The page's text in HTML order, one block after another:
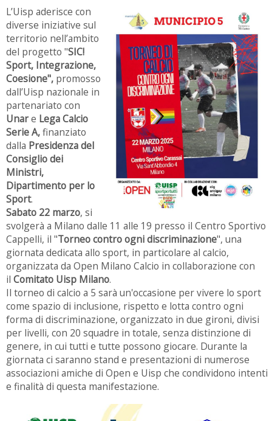
L’Uisp aderisce con
diverse iniziative sul
territorio nell’ambito
del progetto "SIC!
Sport, Integrazione,
Coesione", promosso
dall’Uisp nazionale in
partenariato con
Unare Lega Calcio
Serie A,finanziato
dalla Presidenza del
Consiglio dei
Ministri,
Dipartimento per lo
Sport.
Sabato 22 marzo, si
svolgerà a Milano dalle 11 alle 19 presso il Centro Sportivo
Cappelli, il "Torneo contro ogni discriminazione", una
giornata dedicata allo sport, in particolare al calcio,
organizzata da Open Milano Calcio in collaborazione con
il Comitato Uisp Milano.
Il torneo di calcio a 5 sarà un'occasione per vivere lo sport
come spazio di inclusione, rispetto e lotta contro ogni
forma di discriminazione, organizzato in due gironi, divisi
per livelli, con 20 squadre in totale, senza distinzione di
genere, in cui tutti e tutte possono giocare. Durante la
giornata ci saranno stand e presentazioni di numerose
associazioni amiche di Open e Uisp che condividono intenti
e finalità di questa manifestazione.